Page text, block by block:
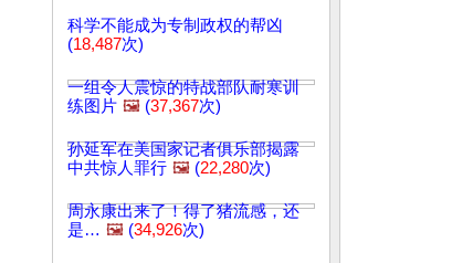
科学不能成为专制政权的帮凶
(18,487次)
一组令人震惊的特战部队耐寒训
练图片 🖼️ (37,367次)
孙延军在美国家记者俱乐部揭露
中共惊人罪行 🖼️ (22,280次)
周永康出来了！得了猪流感，还
是… 🖼️ (34,926次)